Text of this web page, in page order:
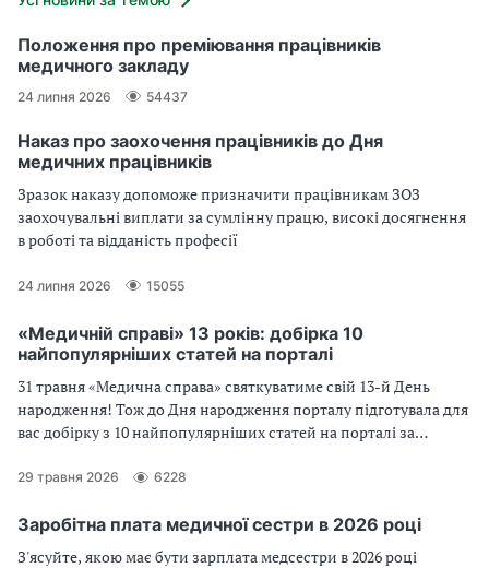
Положення про преміювання працівників
медичного закладу
24 липня 2026 54437
Наказ про заохочення працівників до Дня
медичних працівників
Зразок наказу допоможе призначити працівникам ЗОЗ
заохочувальні виплати за сумлінну працю, високі досягнення
в роботі та відданість професії
24 липня 2026 15055
«Медичній справі» 13 років: добірка 10
найпопулярніших статей на порталі
31 травня «Медична справа» святкуватиме свій 13-й День
народження! Тож до Дня народження порталу підготувала для
вас добірку з 10 найпопулярніших статей на порталі за
29 травня 2026 6228
Заробітна плата медичної сестри в 2026 році
З'ясуйте, якою має бути зарплата медсестри в 2026 році